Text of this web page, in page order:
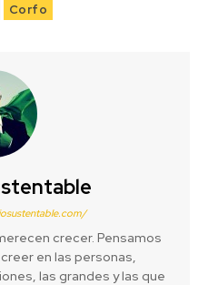
Corfo
crecer. Pensamos
en las personas,
las grandes y las que